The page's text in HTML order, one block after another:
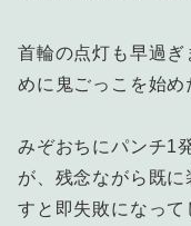
首輪の点灯も早過
めに鬼ごっこを始め
みぞおちにパンチ1
が、残念ながら既
すと即失敗になって